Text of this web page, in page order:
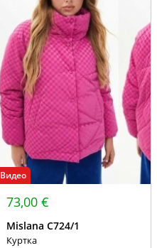
Видео
73,00 €
Mislana С724/1
Куртка